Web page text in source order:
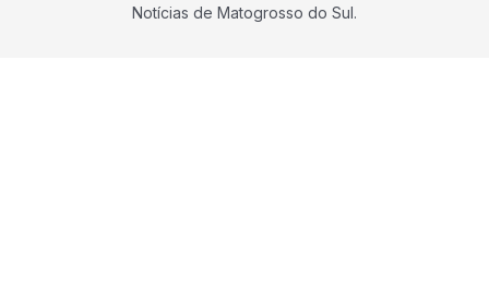
Notícias de Matogrosso do Sul.